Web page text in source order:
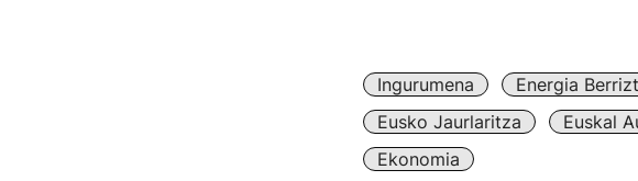
Ingurumena Energia
Eusko Jaurlaritza
Euskal
Ekonomia